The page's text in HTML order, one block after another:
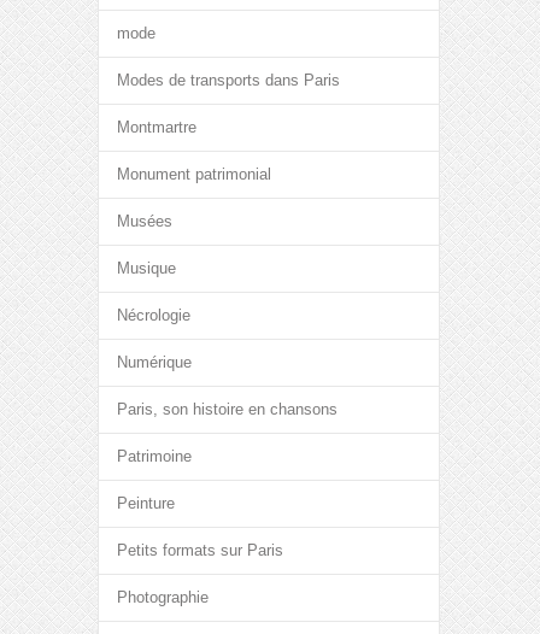
mode
Modes de transports dans Paris
Montmartre
Monument patrimonial
Musées
Musique
Nécrologie
Numérique
Paris, son histoire en chansons
Patrimoine
Peinture
Petits formats sur Paris
Photographie